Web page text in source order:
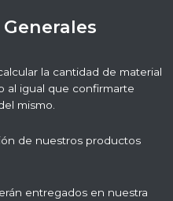
la cantidad de material
al igual que confirmarte
mismo.
de nuestros productos
entregados en nuestra